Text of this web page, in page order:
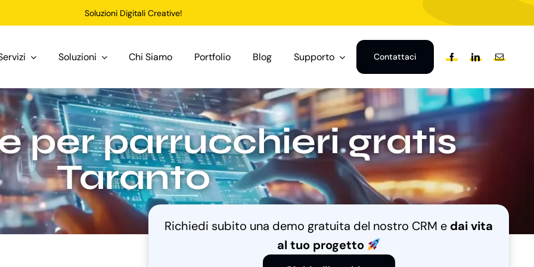
Soluzioni Digitali Creative!
Soluzioni Chi Siamo Portfolio Blog Supporto Contattaci
per parrucchieri gratis
Taranto
Richiedi subito una demo gratuita del nostro CRM e dai vita
al tuo progetto